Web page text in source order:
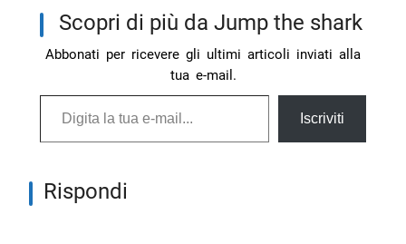
Scopri di più da Jump the shark
Abbonati per ricevere gli ultimi articoli inviati alla
tua e-mail.
Digita la tua e-mail...
Iscriviti
Rispondi